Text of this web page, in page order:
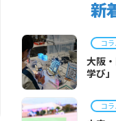
新
コ
大阪
学び
コ